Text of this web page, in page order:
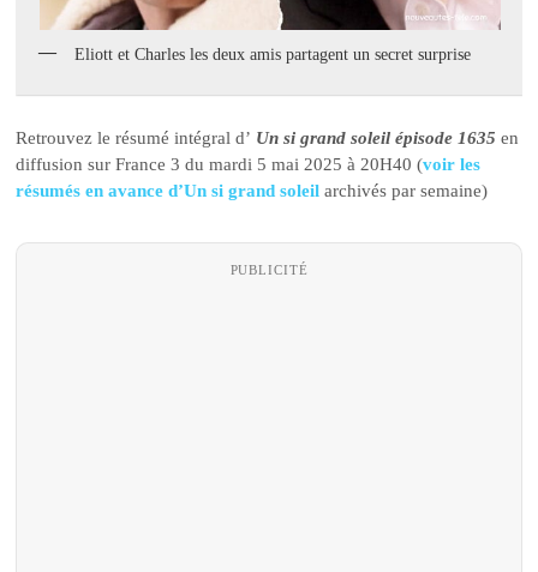
Eliott et Charles les deux amis partagent un secret surprise
Retrouvez le résumé intégral d’ Un si grand soleil épisode 1635 en
diffusion sur France 3 du mardi 5 mai 2025 à 20H40 (voir les
résumés en avance d’Un si grand soleil archivés par semaine)
PUBLICITÉ